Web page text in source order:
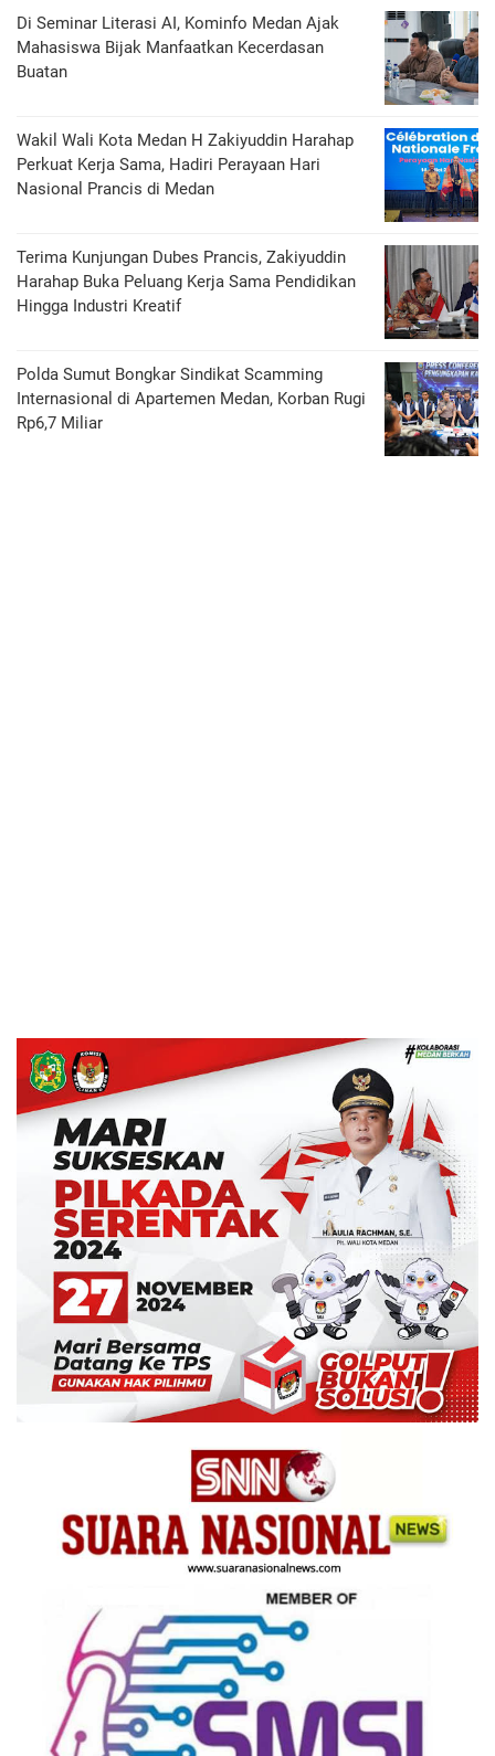
Di Seminar Literasi AI, Kominfo Medan Ajak
Mahasiswa Bijak Manfaatkan Kecerdasan
Buatan
Wakil Wali Kota Medan H Zakiyuddin Harahap
Perkuat Kerja Sama, Hadiri Perayaan Hari
Nasional Prancis di Medan
Terima Kunjungan Dubes Prancis, Zakiyuddin
Harahap Buka Peluang Kerja Sama Pendidikan
Hingga Industri Kreatif
Polda Sumut Bongkar Sindikat Scamming
Internasional di Apartemen Medan, Korban Rugi
Rp6,7 Miliar